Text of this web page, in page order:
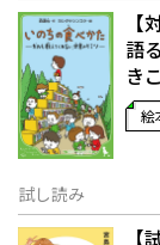
語
き
絵
試し読み